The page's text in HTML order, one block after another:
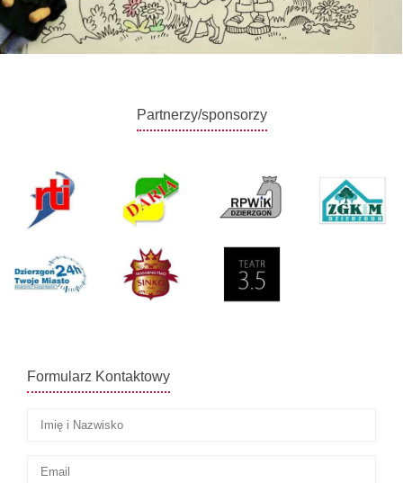
Partnerzy/sponsorzy
Formularz Kontaktowy